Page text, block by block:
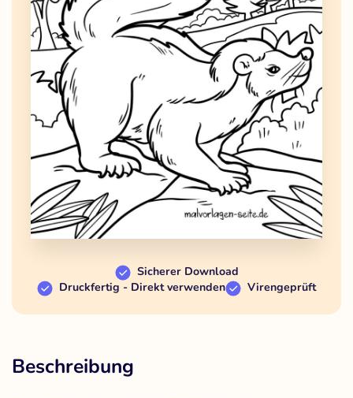
Sicherer Download
Druckfertig - Direkt verwenden
Virengeprüft
Beschreibung